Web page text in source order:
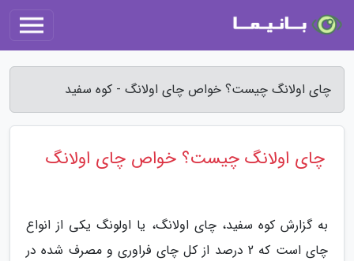
چای اولانگ چیست؟ خواص چای اولانگ - کوه سفید
چای اولانگ چیست؟ خواص چای اولانگ
به گزارش کوه سفید، چای اولانگ، یا اولونگ یکی از انواع
چای است که 2 درصد از کل چای فراوری و مصرف شده در